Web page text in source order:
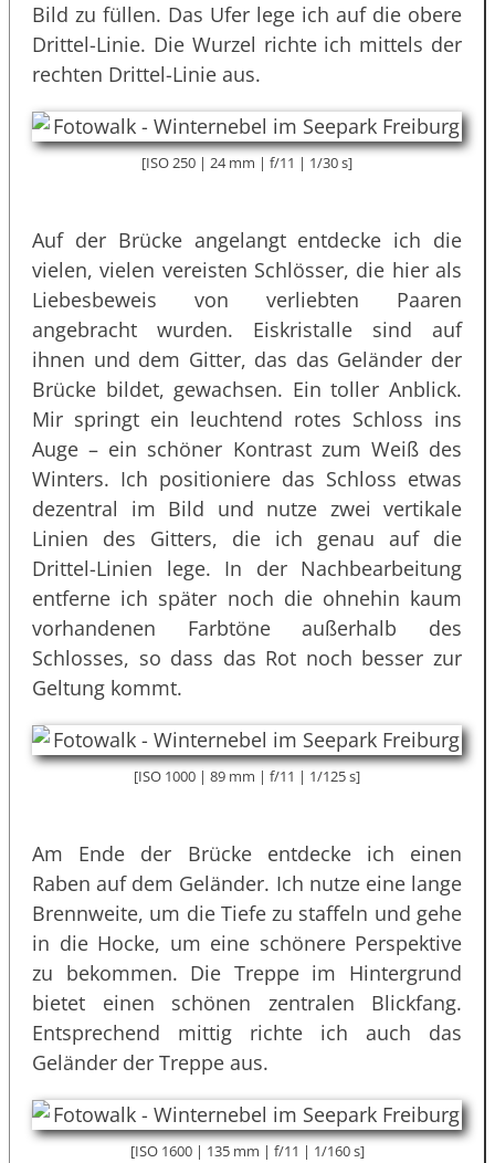
Bild zu füllen. Das Ufer lege ich auf die obere
Drittel-Linie. Die Wurzel richte ich mittels der
rechten Drittel-Linie aus.
[ISO 250 | 24 mm | f/11 | 1/30 s]
Auf der Brücke angelangt entdecke ich die
vielen, vielen vereisten Schlösser, die hier als
Liebesbeweis von verliebten Paaren
angebracht wurden. Eiskristalle sind auf
ihnen und dem Gitter, das das Geländer der
Brücke bildet, gewachsen. Ein toller Anblick.
Mir springt ein leuchtend rotes Schloss ins
Auge – ein schöner Kontrast zum Weiß des
Winters. Ich positioniere das Schloss etwas
dezentral im Bild und nutze zwei vertikale
Linien des Gitters, die ich genau auf die
Drittel-Linien lege. In der Nachbearbeitung
entferne ich später noch die ohnehin kaum
vorhandenen Farbtöne außerhalb des
Schlosses, so dass das Rot noch besser zur
Geltung kommt.
[ISO 1000 | 89 mm | f/11 | 1/125 s]
Am Ende der Brücke entdecke ich einen
Raben auf dem Geländer. Ich nutze eine lange
Brennweite, um die Tiefe zu staffeln und gehe
in die Hocke, um eine schönere Perspektive
zu bekommen. Die Treppe im Hintergrund
bietet einen schönen zentralen Blickfang.
Entsprechend mittig richte ich auch das
Geländer der Treppe aus.
[ISO 1600 | 135 mm | f/11 | 1/160 s]